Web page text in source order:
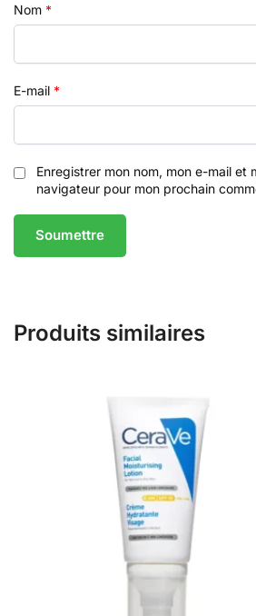
Nom *
E-mail *
Enregistrer mon nom, mon e-mail et
navigateur pour mon prochain
Produits similaires